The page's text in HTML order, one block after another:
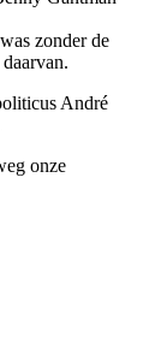
zonder de
André
onze